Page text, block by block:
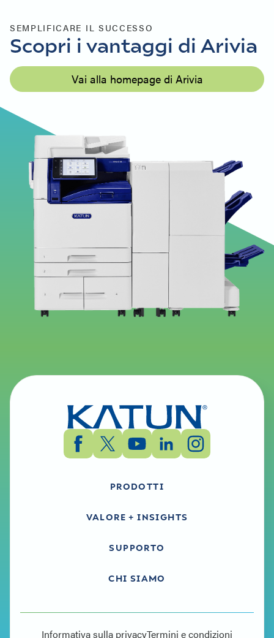
SEMPLIFICARE IL SUCCESSO
Scopri i vantaggi di Arivia
Vai alla homepage di Arivia
PRODOTTI
VALORE + INSIGHTS
SUPPORTO
CHI SIAMO
Informativa sulla privacyTermini e condizioni